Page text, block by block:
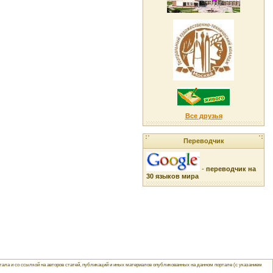
Все друзья
Переводчик
- переводчик на
30 языков мира
и со ссылкой на авторов статей, публикаций и иных материалов опубликованных на данном портале (с указанием